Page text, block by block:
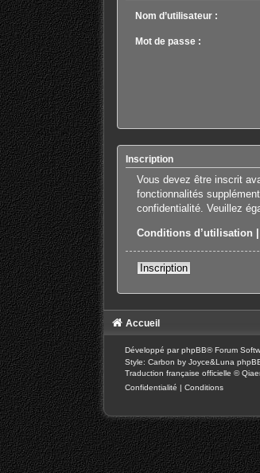
Nom d’utilisateur :
Mot de passe :
Inscription
Vous devez être inscrit
fonctionnalités
confidentialité. Veuillez
Conditions d’utilisation
Inscription
Accueil
Développé parphpBB® Forum
Style: Carbon by Joyce&Luna
Traduction française officielle ©
Confidentialité | Conditions